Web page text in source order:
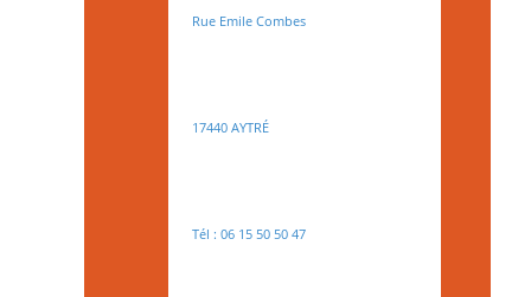
Rue Emile Combes
17440 AYTRÉ
Tél : 06 15 50 50 47